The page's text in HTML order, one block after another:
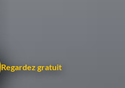
Regardez gratuit